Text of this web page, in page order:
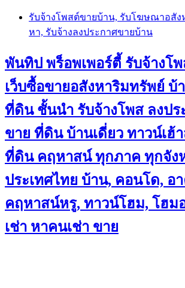
Skip
content
รับจ้างโพสต์ขายบ้าน, รับโฆษณาอสัง
หา, รับจ้างลงประกาศขายบ้าน
พันทิป พร็อพเพอร์ตี้ รับจ้างโ
เว็บซื้อขายอสังหาริมทรัพย์ บ้
ที่ดิน ชั้นนำ รับจ้างโพส ลงปร
ขาย ที่ดิน บ้านเดี่ยว ทาวน์เฮ้
ที่ดิน คฤหาสน์ ทุกภาค ทุกจัง
ประเทศไทย บ้าน, คอนโด, อ
คฤหาสน์หรู, ทาวน์โฮม, โฮม
เช่า หาคนเช่า ขาย